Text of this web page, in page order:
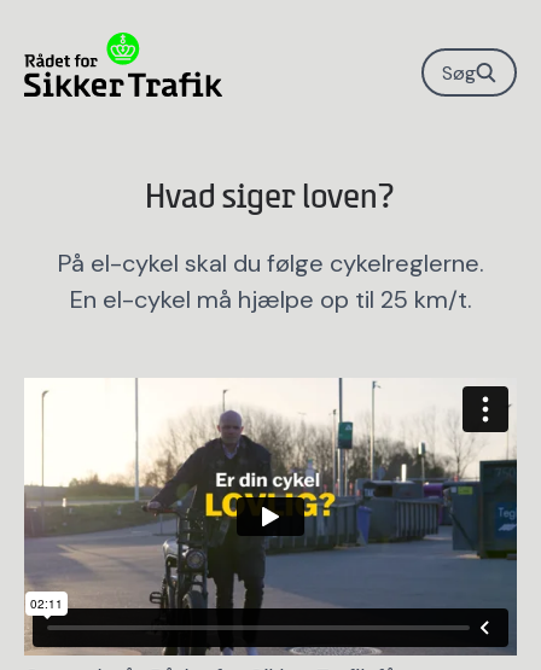
Søg
Hvad siger loven?
På el-cykel skal du følge cykelreglerne.
En el-cykel må hjælpe op til 25 km/t.